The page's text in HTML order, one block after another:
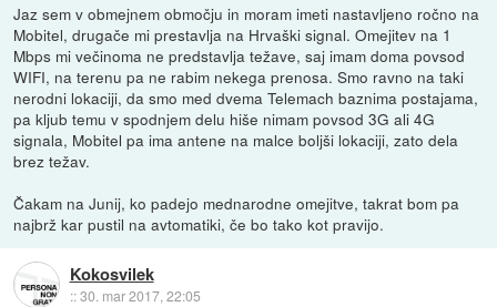
Jaz sem v obmejnem območju in moram imeti nastavljeno ročno na
Mobitel, drugače mi prestavlja na Hrvaški signal. Omejitev na 1
Mbps mi večinoma ne predstavlja težave, saj imam doma povsod
WIFI, na terenu pa ne rabim nekega prenosa. Smo ravno na taki
nerodni lokaciji, da smo med dvema Telemach baznima postajama,
pa kljub temu v spodnjem delu hiše nimam povsod 3G ali 4G
signala, Mobitel pa ima antene na malce boljši lokaciji, zato dela
brez težav.
Čakam na Junij, ko padejo mednarodne omejitve, takrat bom pa
najbrž kar pustil na avtomatiki, če bo tako kot pravijo.
Kokosvilek
::30. mar 2017, 22:05